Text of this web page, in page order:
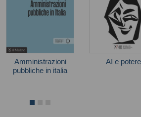
Amministrazioni
pubbliche in italia
AI e potere